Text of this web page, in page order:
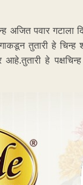
अजित पवार
तुतारी हे चिन्ह
आहे.तुतारी हे